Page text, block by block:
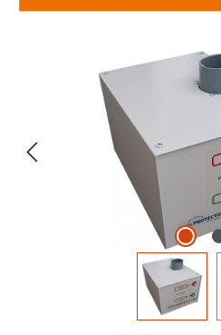
Bildergalerie überspringen